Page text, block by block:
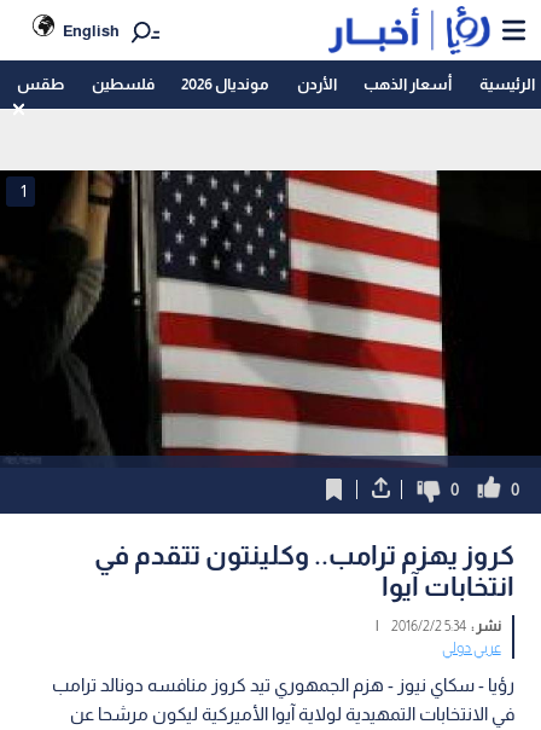
English
الرئيسية أسعار الذهب الأردن مونديال 2026 فلسطين طقس
1
0
0
كروز يهزم ترامب.. وكلينتون تتقدم في
انتخابات آيوا
نشر :5:34 2016/2/2
|
عربي دولي
رؤيا - سكاي نيوز - هزم الجمهوري تيد كروز منافسه دونالد ترامب
في الانتخابات التمهيدية لولاية آيوا الأميركية ليكون مرشحا عن